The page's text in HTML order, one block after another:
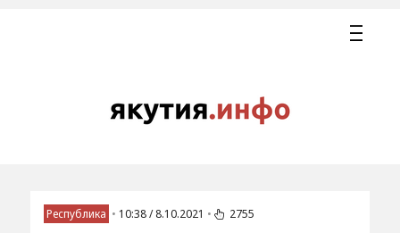
Республика • 10:38 / 8.10.2021 • 2755